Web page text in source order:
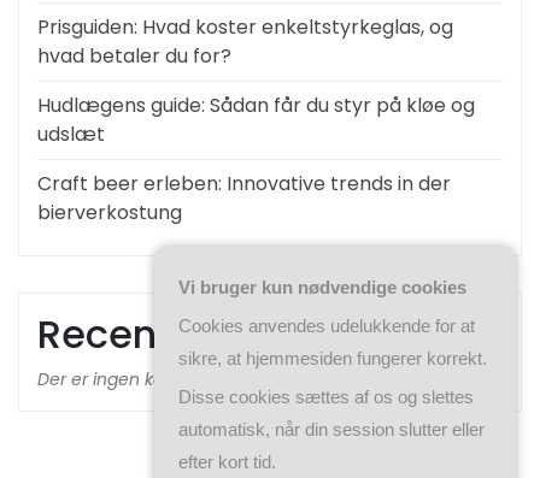
Prisguiden: Hvad koster enkeltstyrkeglas, og
hvad betaler du for?
Hudlægens guide: Sådan får du styr på kløe og
udslæt
Craft beer erleben: Innovative trends in der
bierverkostung
Recent Comments
Der er ingen kommentarer at vise.
Vi bruger kun nødvendige cookies
Cookies anvendes udelukkende for at
sikre, at hjemmesiden fungerer korrekt.
Disse cookies sættes af os og slettes
automatisk, når din session slutter eller
efter kort tid.